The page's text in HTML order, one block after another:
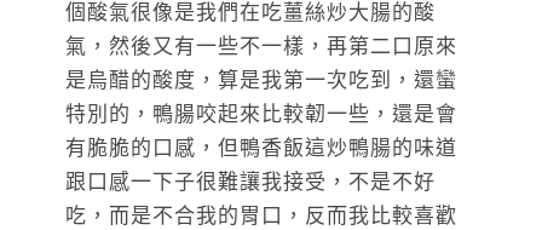
個酸氣很像是我們在吃薑絲炒大腸的酸
氣，然後又有一些不一樣，再第二口原來
是烏醋的酸度，算是我第一次吃到，還蠻
特別的，鴨腸咬起來比較韌一些，還是會
有脆脆的口感，但鴨香飯這炒鴨腸的味道
跟口感一下子很難讓我接受，不是不好
吃，而是不合我的胃口，反而我比較喜歡